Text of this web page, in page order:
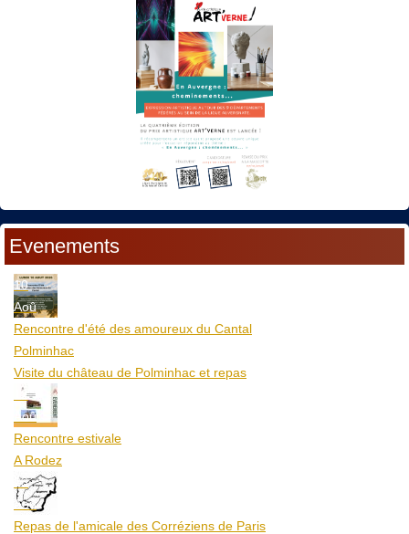
Evenements
10
Aoû
Rencontre d'été des amoureux du Cantal
Polminhac
Visite du château de Polminhac et repas
12
Aoû
Rencontre estivale
A Rodez
23
Aoû
Repas de l'amicale des Corréziens de Paris